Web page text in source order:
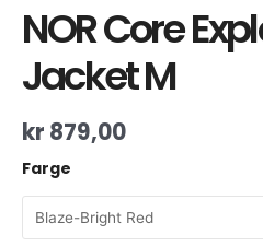
NOR Core
Jacket M
kr 879,00
Farge